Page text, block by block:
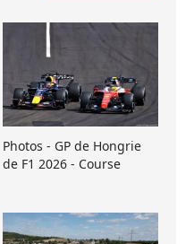
Photos - GP de Hongrie
de F1 2026 - Course